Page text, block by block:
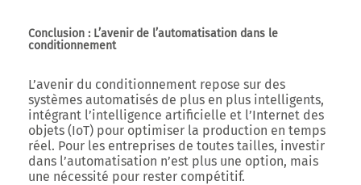
Conclusion : L’avenir de l’automatisation dans le
conditionnement
L’avenir du conditionnement repose sur des
systèmes automatisés de plus en plus intelligents,
intégrant l’intelligence artificielle et l’Internet des
objets (IoT) pour optimiser la production en temps
réel. Pour les entreprises de toutes tailles, investir
dans l’automatisation n’est plus une option, mais
une nécessité pour rester compétitif.